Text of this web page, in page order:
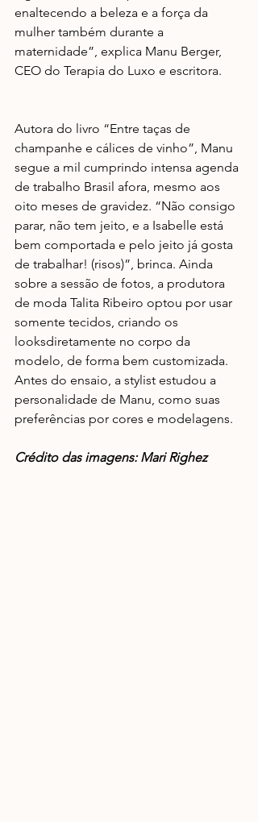
enaltecendo a beleza e a força da
mulher também durante a
maternidade”, explica Manu Berger,
CEO do Terapia do Luxo e escritora.
Autora do livro “Entre taças de
champanhe e cálices de vinho”, Manu
segue a mil cumprindo intensa agenda
de trabalho Brasil afora, mesmo aos
oito meses de gravidez. “Não consigo
parar, não tem jeito, e a Isabelle está
bem comportada e pelo jeito já gosta
de trabalhar! (risos)”, brinca. Ainda
sobre a sessão de fotos, a produtora
de moda Talita Ribeiro optou por usar
somente tecidos, criando os
looksdiretamente no corpo da
modelo, de forma bem customizada.
Antes do ensaio, a stylist estudou a
personalidade de Manu, como suas
preferências por cores e modelagens.
Crédito das imagens: Mari Righez